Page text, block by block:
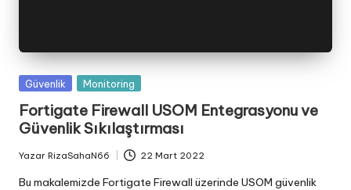
Posted
Güvenlik Monitoring
Fortigate Firewall USOM Entegrasyonu ve
Güvenlik Sıkılaştırması
Posted
by
Yazar RizaSahaN66 22 Mart 2022
Bu makalemizde Fortigate Firewall üzerinde USOM güvenlik